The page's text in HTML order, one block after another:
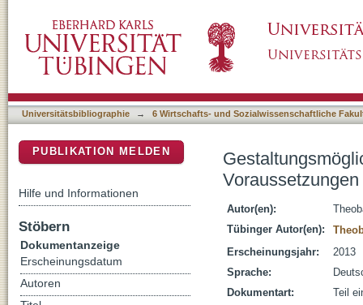
europäischen Vergleich
Universitätsbibliographie → 6 Wirtschafts- und Sozialwissenschaftliche
Autor(en):
Tübinger Autor(en):
Erscheinungsjahr:
2013
Sprache:
Dokumentart:
Teil
PUBLIKATION MELDEN
Hilfe und Informationen
Stöbern
Dokumentanzeige
Erscheinungsdatum
Autoren